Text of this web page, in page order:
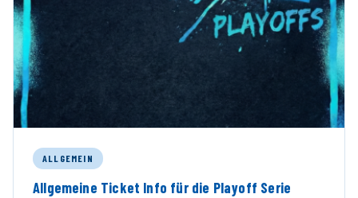
ALLGEMEIN
Allgemeine Ticket Info für die Playoff Serie